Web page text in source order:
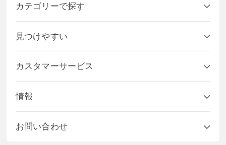
カテゴリーで探す
見つけやすい
カスタマーサービス
情報
お問い合わせ